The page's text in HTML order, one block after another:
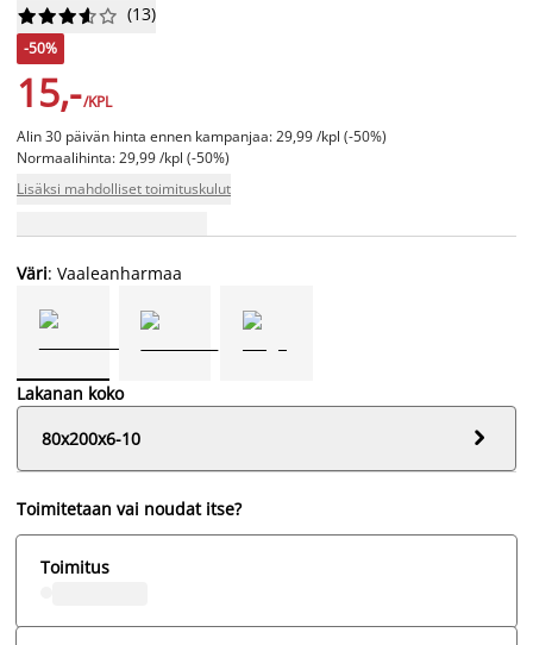





 (13)
-50%
15,-/KPL
Alin 30 päivän hinta ennen kampanjaa: 29,99 /kpl (-50%)
Normaalihinta: 29,99 /kpl (-50%)
Lisäksi mahdolliset toimituskulut
Väri: Vaaleanharmaa
Lakanan koko
80x200x6-10

Toimitetaan vai noudat itse?
Toimitus